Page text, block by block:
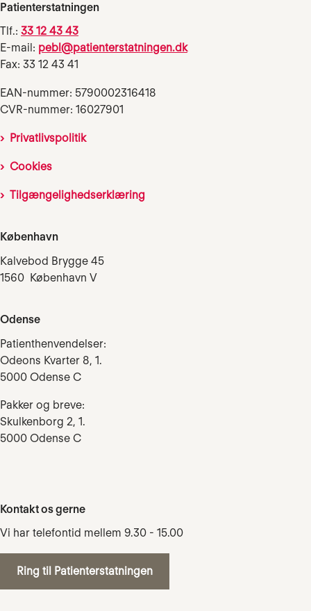
Patienterstatningen
Tlf.: 33 12 43 43
E-mail: pebl@patienterstatningen.dk
Fax: 33 12 43 41
EAN-nummer: 5790002316418
CVR-nummer: 16027901
Privatlivspolitik
Cookies
Tilgængelighedserklæring
København
Kalvebod Brygge 45
1560 København V
Odense
Patienthenvendelser:
Odeons Kvarter 8, 1.
5000 Odense C
Pakker og breve:
Skulkenborg 2, 1.
5000 Odense C
Kontakt os gerne
Vi har telefontid mellem 9.30 - 15.00
Ring til Patienterstatningen